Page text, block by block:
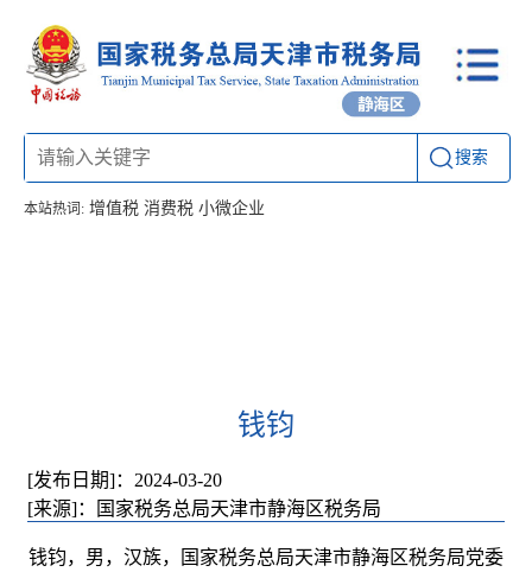
搜索
本站热词: 增值税 消费税 小微企业
钱钧
[发布日期]：2024-03-20
[来源]：国家税务总局天津市静海区税务局
钱钧，男，汉族，国家税务总局天津市静海区税务局党委